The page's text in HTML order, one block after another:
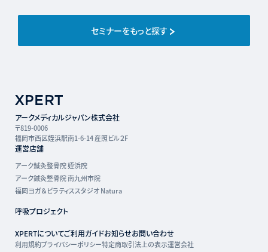
セミナーをもっと探す
アークメディカルジャパン株式会社
〒819-0006
福岡市西区姪浜駅南1-6-14 産照ビル２F
運営店舗
アーク鍼灸整骨院 姪浜院
アーク鍼灸整骨院 南九州市院
福岡ヨガ＆ピラティススタジオ Natura
呼吸プロジェクト
XPERTについてご利用ガイドお知らせお問い合わせ
利用規約プライバシーポリシー特定商取引法上の表示運営会社